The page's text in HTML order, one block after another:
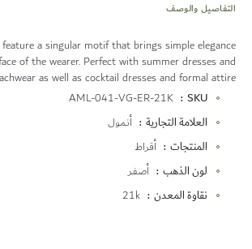
التفاصيل والوصف
a singular motif that brings simple elegance
of the wearer. Perfect with summer dresses and
as well as cocktail dresses and formal attire.
المزيد
المعلومات
SKU
AML-041-VG-ER-21K
العلامة التجارية
أنمول
المنتجات
أقراط
لون الذهب
أصفر
نقاوة المعدن
21k